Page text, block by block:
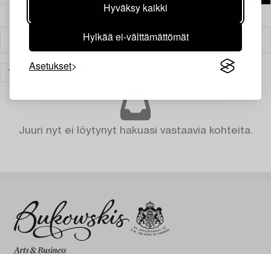
Hyväksy kaikki
Hylkää ei-välttämättömät
Asetukset
Suodatin
TAIDE TYHJENNÄ KAIKKI
Juuri nyt ei löytynyt hakuasi vastaavia kohteita.